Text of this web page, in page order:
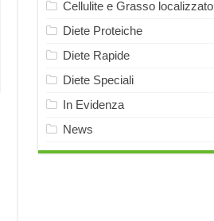
Cellulite e Grasso localizzato
Diete Proteiche
Diete Rapide
Diete Speciali
In Evidenza
News